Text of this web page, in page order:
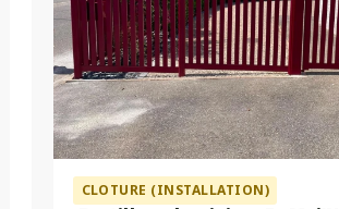
CLOTURE (INSTALLATION)